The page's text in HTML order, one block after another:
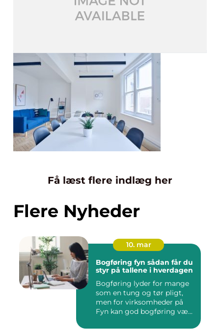
Få læst flere indlæg her
Flere Nyheder
10. mar
Bogføring fyn sådan får du
styr på tallene i hverdagen
Bogføring lyder for mange
som en tung og tør pligt,
men for virksomheder på
Fyn kan god bogføring væ...